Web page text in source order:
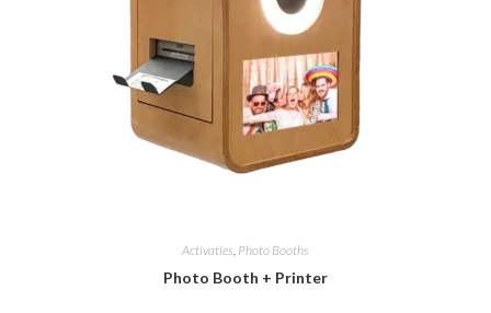
Activaties, Photo Booths
Photo Booth + Printer